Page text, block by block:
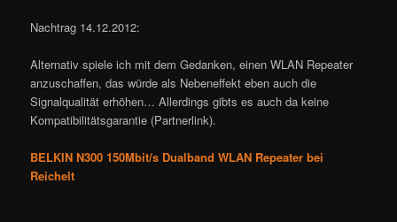
Nachtrag 14.12.2012:
Alternativ spiele ich mit dem Gedanken, einen WLAN Repeater
anzuschaffen, das würde als Nebeneffekt eben auch die
Signalqualität erhöhen… Allerdings gibts es auch da keine
Kompatibilitätsgarantie (Partnerlink).
BELKIN N300 150Mbit/s Dualband WLAN Repeater bei
Reichelt